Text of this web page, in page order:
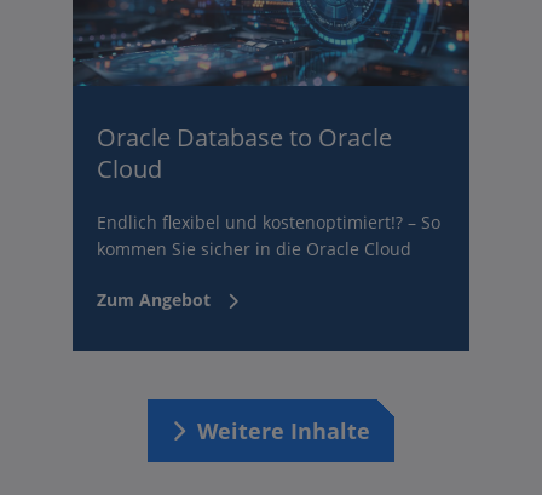
Oracle Database to Oracle
Cloud
Endlich flexibel und kostenoptimiert!? – So
kommen Sie sicher in die Oracle Cloud
Zum Angebot
Weitere Inhalte